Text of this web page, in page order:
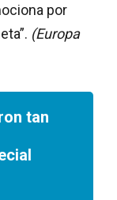
por
(Europa
tan